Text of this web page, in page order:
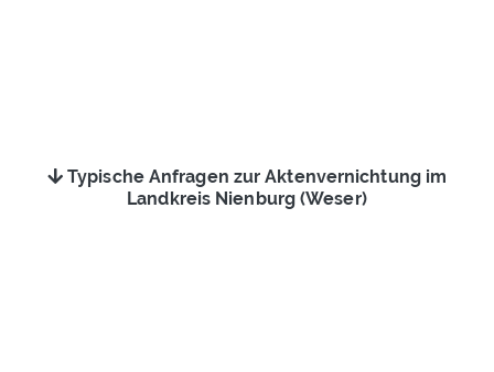
Typische Anfragen zur Aktenvernichtung im
Landkreis Nienburg (Weser)